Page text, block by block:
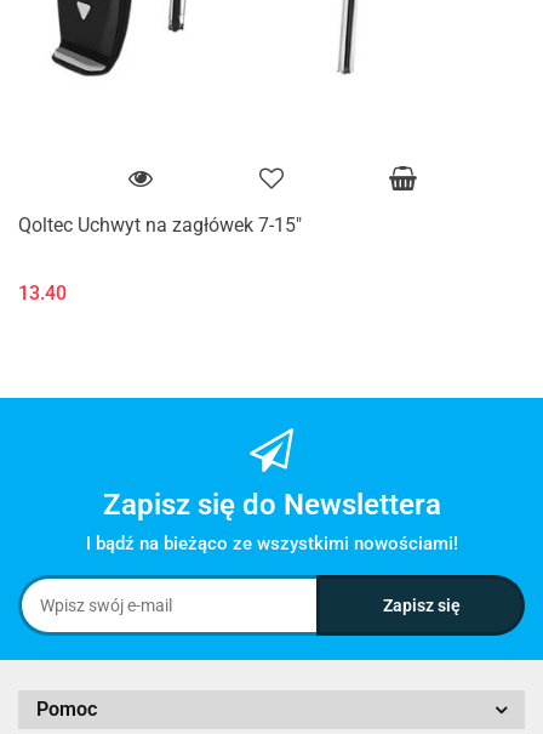
Qoltec Uchwyt na zagłówek 7-15"
13.40
Zapisz się do Newslettera
I bądź na bieżąco ze wszystkimi nowościami!
Pomoc